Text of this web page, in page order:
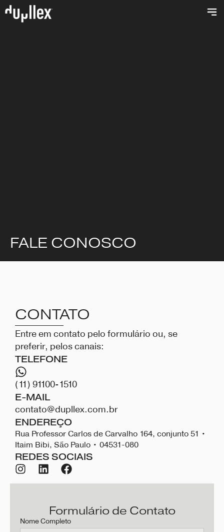
FALE CONOSCO
CONTATO
Entre em contato pelo formulário ou, se
preferir, pelos canais:
TELEFONE
(11) 91100-1510
E-MAIL
contato@dupllex.com.br
ENDEREÇO
Rua Professor Carlos de Carvalho 164, conjunto 51 •
Itaim Bibi, São Paulo • 04531-080
REDES SOCIAIS
Formulário de Contato
Nome Completo